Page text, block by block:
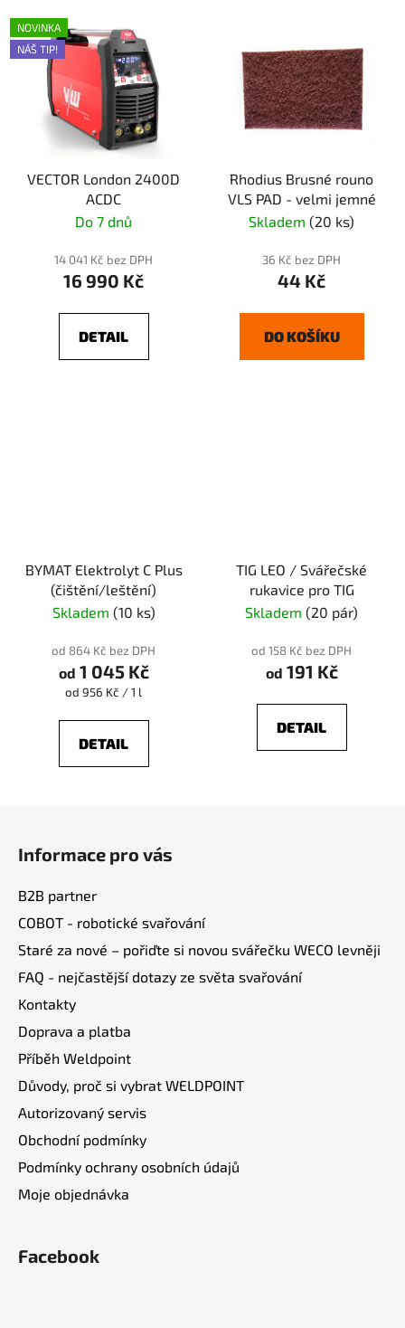
NOVINKA
NÁŠ TIP!
VECTOR London 2400D
ACDC
Do 7 dnů
14 041 Kč bez DPH
16 990 Kč
DETAIL
Rhodius Brusné rouno
VLS PAD - velmi jemné
Skladem (20 ks)
36 Kč bez DPH
44 Kč
DO KOŠÍKU
BYMAT Elektrolyt C Plus
(čištění/leštění)
Skladem (10 ks)
od 864 Kč bez DPH
od 1 045 Kč
Měrná
od 956 Kč / 1 l
DETAIL
TIG LEO / Svářečské
rukavice pro TIG
Skladem (20 pár)
od 158 Kč bez DPH
od 191 Kč
DETAIL
Informace pro vás
B2B partner
COBOT - robotické svařování
Staré za nové – pořiďte si novou svářečku WECO levněji
FAQ - nejčastější dotazy ze světa svařování
Kontakty
Doprava a platba
Příběh Weldpoint
Důvody, proč si vybrat WELDPOINT
Autorizovaný servis
Obchodní podmínky
Podmínky ochrany osobních údajů
Moje objednávka
Facebook